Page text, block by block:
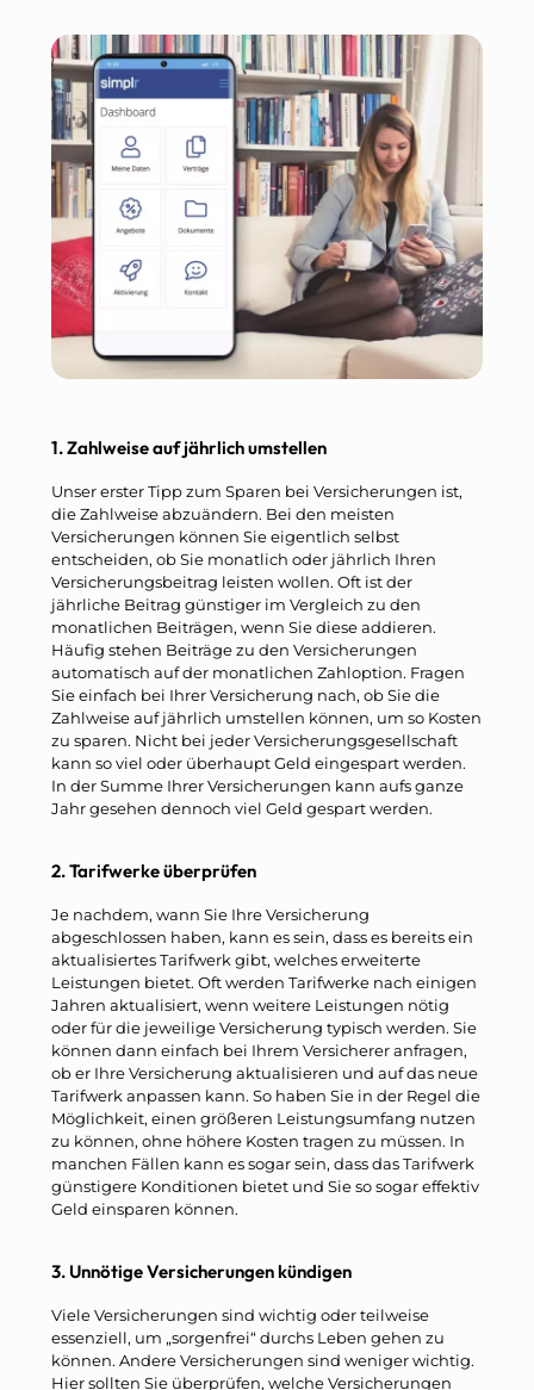
1. Zahlweise auf jährlich umstellen
Unser erster Tipp zum Sparen bei Versicherungen ist,
die Zahlweise abzuändern. Bei den meisten
Versicherungen können Sie eigentlich selbst
entscheiden, ob Sie monatlich oder jährlich Ihren
Versicherungsbeitrag leisten wollen. Oft ist der
jährliche Beitrag günstiger im Vergleich zu den
monatlichen Beiträgen, wenn Sie diese addieren.
Häufig stehen Beiträge zu den Versicherungen
automatisch auf der monatlichen Zahloption. Fragen
Sie einfach bei Ihrer Versicherung nach, ob Sie die
Zahlweise auf jährlich umstellen können, um so Kosten
zu sparen. Nicht bei jeder Versicherungsgesellschaft
kann so viel oder überhaupt Geld eingespart werden.
In der Summe Ihrer Versicherungen kann aufs ganze
Jahr gesehen dennoch viel Geld gespart werden.
2. Tarifwerke überprüfen
Je nachdem, wann Sie Ihre Versicherung
abgeschlossen haben, kann es sein, dass es bereits ein
aktualisiertes Tarifwerk gibt, welches erweiterte
Leistungen bietet. Oft werden Tarifwerke nach einigen
Jahren aktualisiert, wenn weitere Leistungen nötig
oder für die jeweilige Versicherung typisch werden. Sie
können dann einfach bei Ihrem Versicherer anfragen,
ob er Ihre Versicherung aktualisieren und auf das neue
Tarifwerk anpassen kann. So haben Sie in der Regel die
Möglichkeit, einen größeren Leistungsumfang nutzen
zu können, ohne höhere Kosten tragen zu müssen. In
manchen Fällen kann es sogar sein, dass das Tarifwerk
günstigere Konditionen bietet und Sie so sogar effektiv
Geld einsparen können.
3. Unnötige Versicherungen kündigen
Viele Versicherungen sind wichtig oder teilweise
essenziell, um „sorgenfrei“ durchs Leben gehen zu
können. Andere Versicherungen sind weniger wichtig.
Hier sollten Sie überprüfen, welche Versicherungen